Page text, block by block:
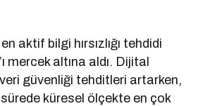
aktif bilgi hırsızlığı tehdidi
mercek altına aldı. Dijital
güvenliği tehditleri artarken,
küresel ölçekte en çok